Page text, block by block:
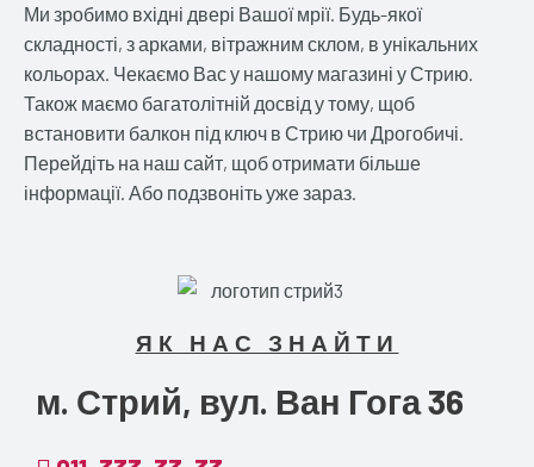
Ми зробимо вхідні двері Вашої мрії. Будь-якої
складності, з арками, вітражним склом, в унікальних
кольорах. Чекаємо Вас у нашому магазині у Стрию.
Також маємо багатолітній досвід у тому, щоб
встановити балкон під ключ в Стрию чи Дрогобичі.
Перейдіть на наш сайт, щоб отримати більше
інформації. Або подзвоніть уже зараз.
ЯК НАС ЗНАЙТИ
м. Стрий, вул. Ван Гога 36